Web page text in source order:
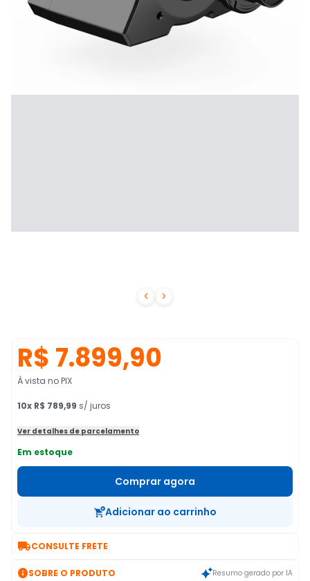
 
R$ 7.899,90
À vista no PIX
10x R$ 789,99 s/ juros
Ver detalhes de parcelamento
Em estoque
Comprar agora
Adicionar ao carrinho
CONSULTE FRETE
SOBRE O PRODUTO Resumo gerado por IA